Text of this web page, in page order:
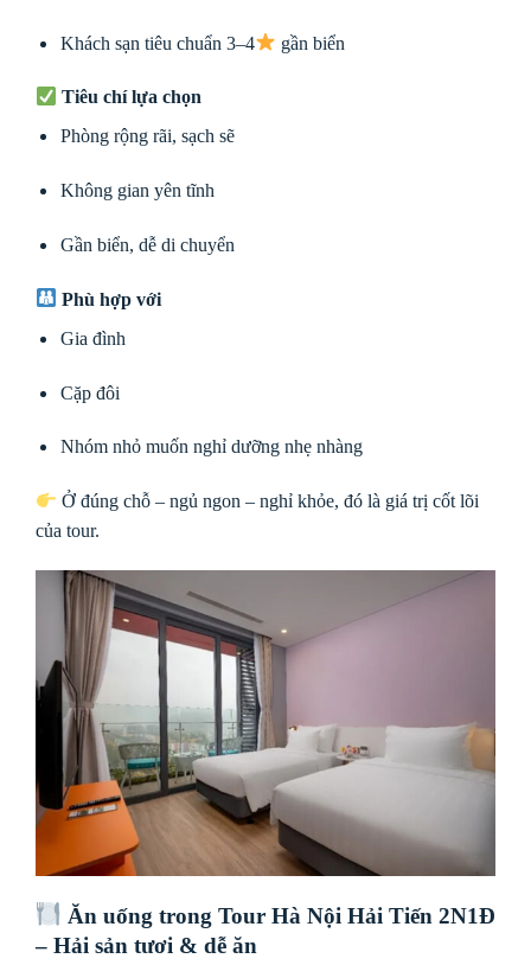
Khách sạn tiêu chuẩn 3–4 gần biển
Tiêu chí lựa chọn
Phòng rộng rãi, sạch sẽ
Không gian yên tĩnh
Gần biển, dễ di chuyển
Phù hợp với
Gia đình
Cặp đôi
Nhóm nhỏ muốn nghỉ dưỡng nhẹ nhàng
Ở đúng chỗ – ngủ ngon – nghỉ khỏe, đó là giá trị cốt lõi
của tour.
Ăn uống trong Tour Hà Nội Hải Tiến 2N1Đ
– Hải sản tươi & dễ ăn